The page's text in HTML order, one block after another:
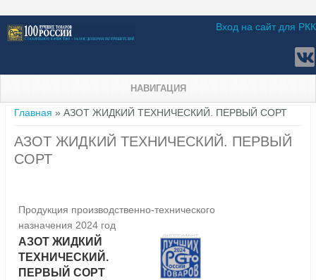
Вход на сайт для РКК
НАВИГАЦИЯ
Вы здесь
Главная » АЗОТ ЖИДКИЙ ТЕХНИЧЕСКИЙ. ПЕРВЫЙ СОРТ
АЗОТ ЖИДКИЙ ТЕХНИЧЕСКИЙ. ПЕРВЫЙ
СОРТ
Продукция производственно-технического
назначения 2024 год
АЗОТ ЖИДКИЙ
ТЕХНИЧЕСКИЙ.
ПЕРВЫЙ СОРТ